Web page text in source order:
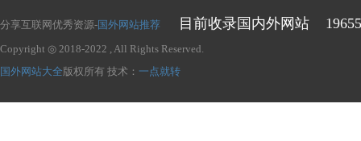
分享互联网优秀资源-国外网站推荐 目前收录国内外网站 19655
Copyright ◎ 2018-2022 , All Rights Reserved.
国外网站大全 版权所有 技术： 一点就转